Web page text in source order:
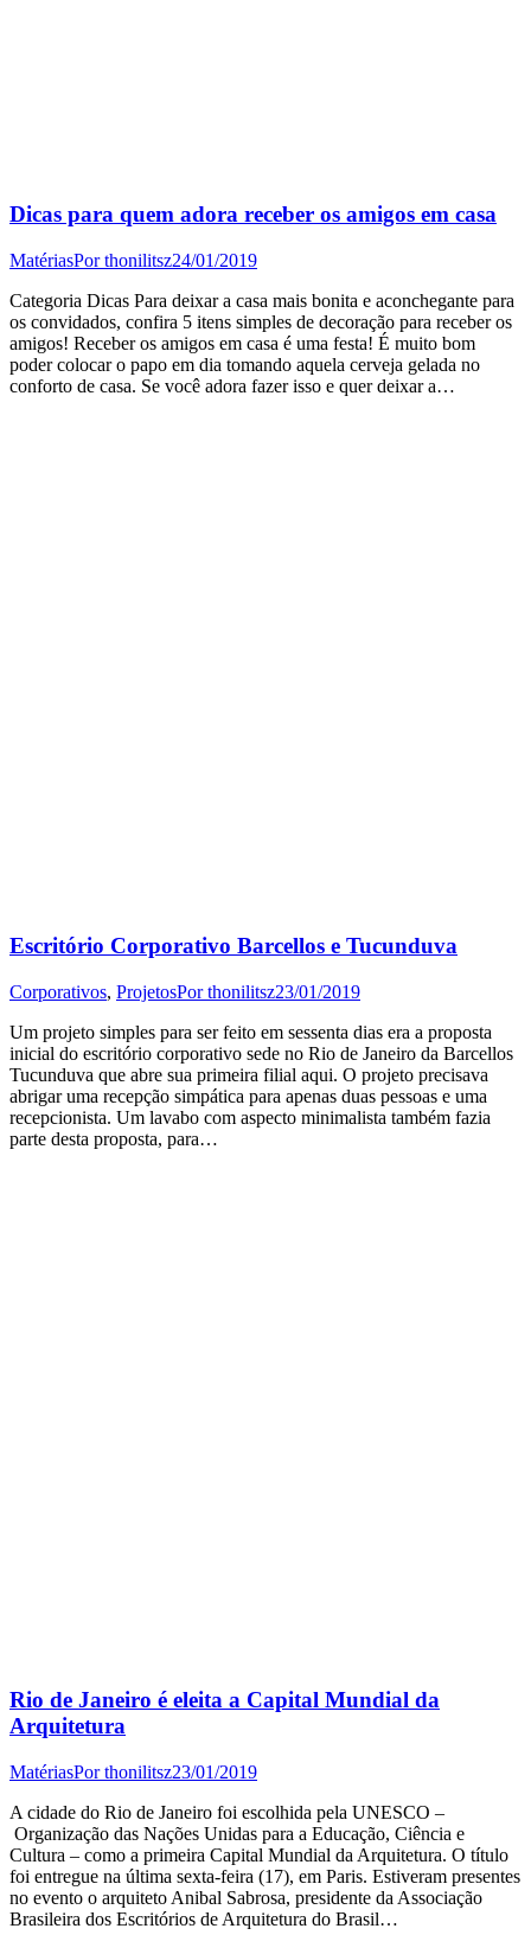
Dicas para quem adora receber os amigos em casa
MatériasPorthonilitsz24/01/2019
Categoria Dicas Para deixar a casa mais bonita e aconchegante para
os convidados, confira 5 itens simples de decoração para receber os
amigos! Receber os amigos em casa é uma festa! É muito bom
poder colocar o papo em dia tomando aquela cerveja gelada no
conforto de casa. Se você adora fazer isso e quer deixar a…
Escritório Corporativo Barcellos e Tucunduva
Corporativos, ProjetosPorthonilitsz23/01/2019
Um projeto simples para ser feito em sessenta dias era a proposta
inicial do escritório corporativo sede no Rio de Janeiro da Barcellos
Tucunduva que abre sua primeira filial aqui. O projeto precisava
abrigar uma recepção simpática para apenas duas pessoas e uma
recepcionista. Um lavabo com aspecto minimalista também fazia
parte desta proposta, para…
Rio de Janeiro é eleita a Capital Mundial da
Arquitetura
MatériasPorthonilitsz23/01/2019
A cidade do Rio de Janeiro foi escolhida pela UNESCO –
Organização das Nações Unidas para a Educação, Ciência e
Cultura – como a primeira Capital Mundial da Arquitetura. O título
foi entregue na última sexta-feira (17), em Paris. Estiveram presentes
no evento o arquiteto Anibal Sabrosa, presidente da Associação
Brasileira dos Escritórios de Arquitetura do Brasil…